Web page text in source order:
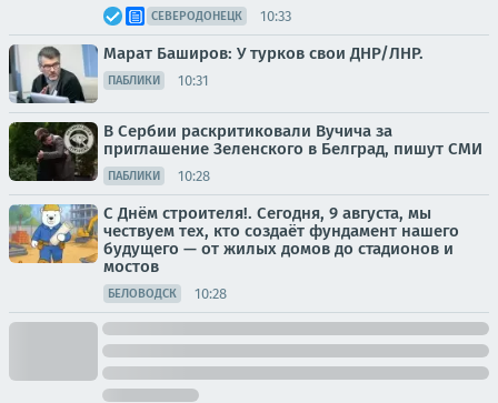
СЕВЕРОДОНЕЦК 10:33
Марат Баширов: У турков свои ДНР/ЛНР.
ПАБЛИКИ 10:31
В Сербии раскритиковали Вучича за
приглашение Зеленского в Белград, пишут СМИ
ПАБЛИКИ 10:28
С Днём строителя!. Сегодня, 9 августа, мы
чествуем тех, кто создаёт фундамент нашего
будущего — от жилых домов до стадионов и
мостов
БЕЛОВОДСК 10:28